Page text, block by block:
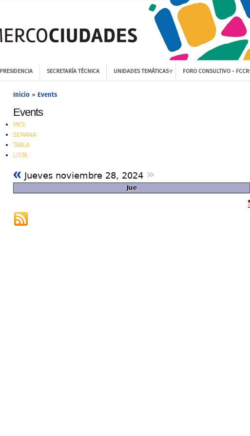
PRESIDENCIA SECRETARÍA TÉCNICA UNIDADES TEMÁTICAS FORO CONSULTIVO - FCCR
Inicio » Events
Events
MES
SEMANA
TABLA
LISTA
« Jueves noviembre 28, 2024 »
Jue